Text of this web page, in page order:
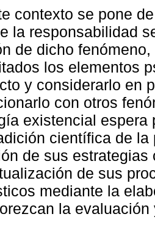
contexto se pone
la responsabilidad
de dicho
los elementos
y considerarlo en
con otros
existencial espera
científica de
de sus
de sus
mediante la
la